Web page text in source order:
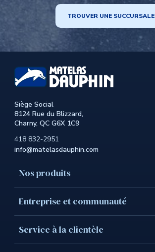
TROUVER UNE SUCCURSALE
Siège Social
8124 Rue du Blizzard,
Charny, QC G6X 1C9
418 832-2951
info@matelasdauphin.com
Nos produits
Entreprise et communauté
Service à la clientèle